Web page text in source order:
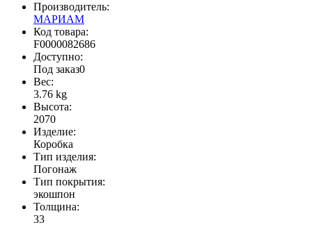
Производитель:
МАРИАМ
Код товара:
F0000082686
Доступно:
Под заказ0
Вес:
3.76 kg
Высота:
2070
Изделие:
Коробка
Тип изделия:
Погонаж
Тип покрытия:
экошпон
Толщина:
33